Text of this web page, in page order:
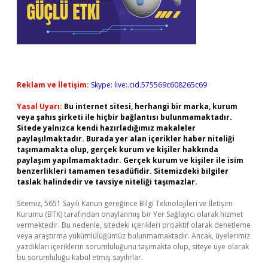
Reklam ve İletişim: Skype: live:.cid.575569c608265c69
Yasal Uyarı: Bu internet sitesi, herhangi bir marka, kurum
veya şahıs şirketi ile hiçbir bağlantısı bulunmamaktadır.
Sitede yalnızca kendi hazırladığımız makaleler
paylaşılmaktadır. Burada yer alan içerikler haber niteliği
taşımamakta olup, gerçek kurum ve kişiler hakkında
paylaşım yapılmamaktadır. Gerçek kurum ve kişiler ile isim
benzerlikleri tamamen tesadüfidir. Sitemizdeki bilgiler
taslak halindedir ve tavsiye niteliği taşımazlar.
Sitemiz, 5651 Sayılı Kanun gereğince Bilgi Teknolojileri ve İletişim
Kurumu (BTK) tarafından onaylanmış bir Yer Sağlayıcı olarak hizmet
vermektedir. Bu nedenle, sitedeki içerikleri proaktif olarak denetleme
veya araştırma yükümlülüğümüz bulunmamaktadır. Ancak, üyelerimiz
yazdıkları içeriklerin sorumluluğunu taşımakta olup, siteye üye olarak
bu sorumluluğu kabul etmiş sayılırlar.